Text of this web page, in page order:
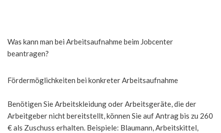
Was kann man bei Arbeitsaufnahme beim Jobcenter
beantragen?
Fördermöglichkeiten bei konkreter Arbeitsaufnahme
Benötigen Sie Arbeitskleidung oder Arbeitsgeräte, die der
Arbeitgeber nicht bereitstellt, können Sie auf Antrag bis zu 260
€ als Zuschuss erhalten. Beispiele: Blaumann, Arbeitskittel,